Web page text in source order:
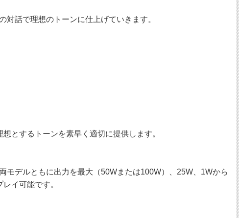
話で理想のトーンに仕上げていきます。
とするトーンを素早く適切に提供します。
デルともに出力を最大（50Wまたは100W）、25W、1Wから
イ可能です。